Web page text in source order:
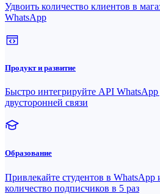
Удвоить количество клиентов в
WhatsApp
Продукт и развитие
Быстро интегрируйте API
двусторонней связи
Образование
Привлекайте студентов в WhatsApp
количество подписчиков в 5 раз